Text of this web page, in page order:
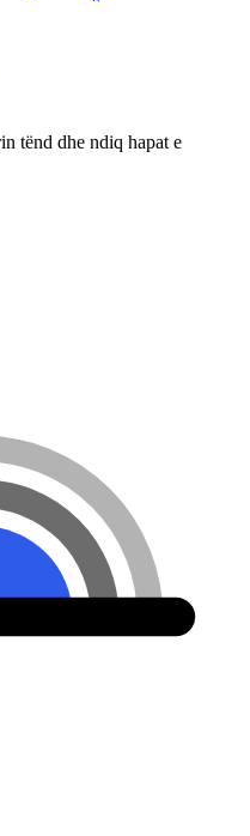
tënd dhe ndiq hapat e